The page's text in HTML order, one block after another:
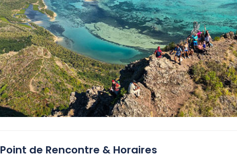
Point de Rencontre & Horaires